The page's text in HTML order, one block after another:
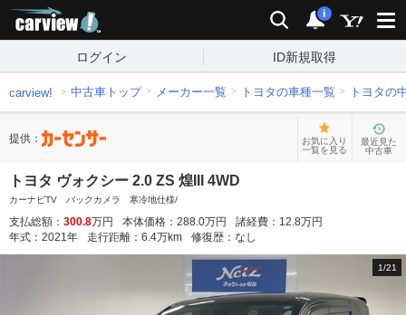
検索 通知
i
ログイン ID新規取得
carview! 中古車トップ メーカー一覧 トヨタの車種一覧 トヨタの
提供：
お気に入り
一覧を見る
最近見た
中古車
トヨタ ヴォクシー 2.0 ZS 煌III 4WD
カーナビTV バックカメラ 寒冷地仕様/
支払総額： 300.8万円 本体価格： 288.0万円 諸経費： 12.8万円
年式： 2021年 走行距離： 6.4万km 修復歴： なし
1/21